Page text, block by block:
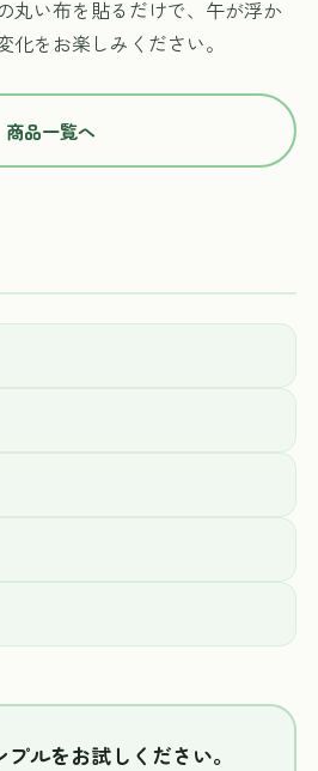
丸い布を貼るだけで、午が浮か
をお楽しみください。
商品一覧へ
ルをお試しください。